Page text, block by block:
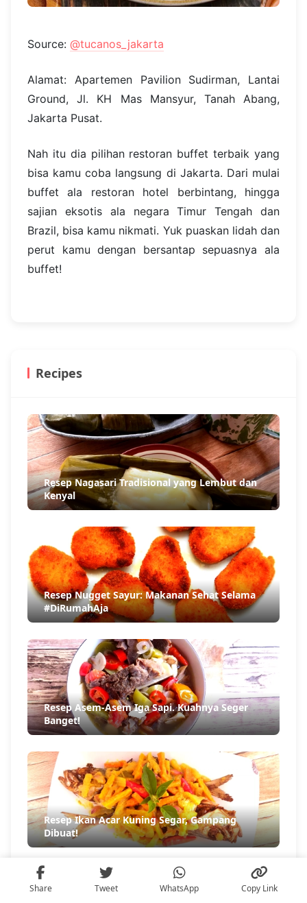
Source: @tucanos_jakarta
Alamat: Apartemen Pavilion Sudirman, Lantai
Ground, Jl. KH Mas Mansyur, Tanah Abang,
Jakarta Pusat.
Nah itu dia pilihan restoran buffet terbaik yang
bisa kamu coba langsung di Jakarta. Dari mulai
buffet ala restoran hotel berbintang, hingga
sajian eksotis ala negara Timur Tengah dan
Brazil, bisa kamu nikmati. Yuk puaskan lidah dan
perut kamu dengan bersantap sepuasnya ala
buffet!
Recipes
Resep Nagasari Tradisional yang Lembut dan
Kenyal
Resep Nugget Sayur: Makanan Sehat Selama
#DiRumahAja
Resep Asem-Asem Iga Sapi. Kuahnya Seger
Banget!
Resep Ikan Acar Kuning Segar, Gampang
Dibuat!
Share Tweet WhatsApp Copy Link